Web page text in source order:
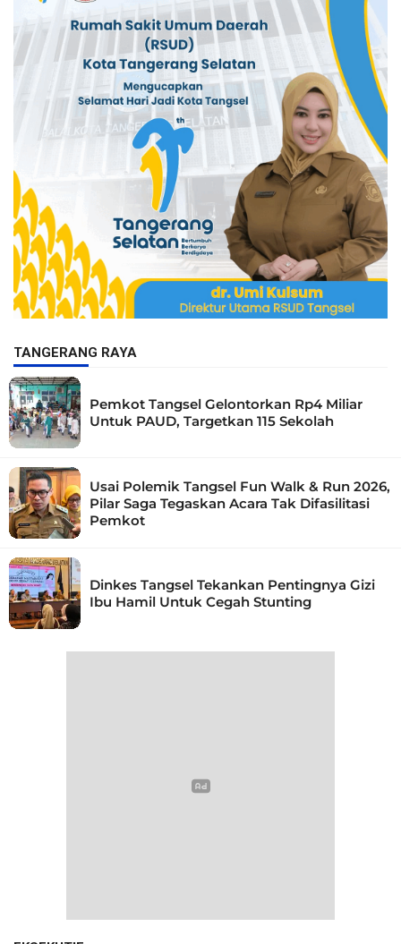
TANGERANG RAYA
Pemkot Tangsel Gelontorkan Rp4 Miliar
Untuk PAUD, Targetkan 115 Sekolah
Usai Polemik Tangsel Fun Walk & Run 2026,
Pilar Saga Tegaskan Acara Tak Difasilitasi
Pemkot
Dinkes Tangsel Tekankan Pentingnya Gizi
Ibu Hamil Untuk Cegah Stunting